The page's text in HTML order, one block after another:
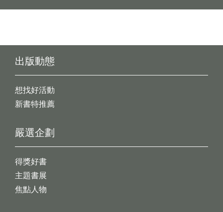
出版動態
想找好活動
新書特推薦
嚴選企劃
得獎好書
主題書展
焦點人物